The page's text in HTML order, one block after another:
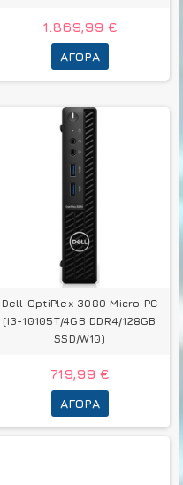
1.869,99 €
ΑΓΟΡΆ
Dell OptiPlex 3080 Micro PC
(i3-10105T/4GB DDR4/128GB
SSD/W10)
719,99 €
ΑΓΟΡΆ